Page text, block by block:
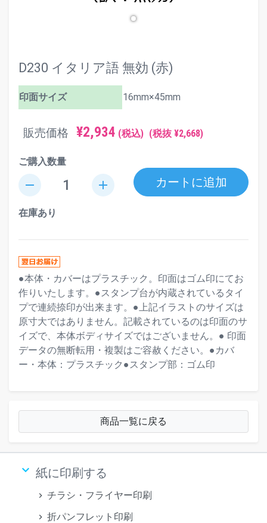
D230 イタリア語 無効 (赤)
印面サイズ 16mm×45mm
販売価格 ¥2,934 (税込) (税抜 ¥2,668)
ご購入数量
remove add カートに追加
在庫あり
●本体・カバーはプラスチック。印面はゴム印にてお
作りいたします。●スタンプ台が内蔵されているタイ
プで連続捺印が出来ます。●上記イラストのサイズは
原寸大ではありません。記載されているのは印面のサ
イズで、本体ボディサイズではございません。● 印面
データの無断転用・複製はご容赦ください。●カバ
ー・本体：プラスチック●スタンプ部：ゴム印
商品一覧に戻る
keyboard_arrow_down 紙に印刷する
チラシ・フライヤー印刷
折パンフレット印刷